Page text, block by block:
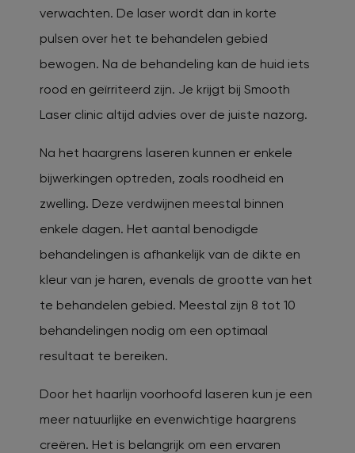
verwachten. De laser wordt dan in korte
pulsen over het te behandelen gebied
bewogen. Na de behandeling kan de huid iets
rood en geïrriteerd zijn. Je krijgt bij Smooth
Laser clinic altijd advies over de juiste nazorg.
Na het haargrens laseren kunnen er enkele
bijwerkingen optreden, zoals roodheid en
zwelling. Deze verdwijnen meestal binnen
enkele dagen. Het aantal benodigde
behandelingen is afhankelijk van de dikte en
kleur van je haren, evenals de grootte van het
te behandelen gebied. Meestal zijn 8 tot 10
behandelingen nodig om een optimaal
resultaat te bereiken.
Door het haarlijn voorhoofd laseren kun je een
meer natuurlijke en evenwichtige haargrens
creëren. Het is belangrijk om een ervaren